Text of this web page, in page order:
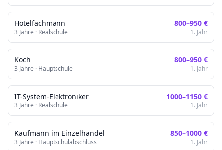
Hotelfachmann
3 Jahre · Realschule
800–950 €
1. Jahr
Koch
3 Jahre · Hauptschule
800–950 €
1. Jahr
IT-System-Elektroniker
3 Jahre · Realschule
1000–1150 €
1. Jahr
Kaufmann im Einzelhandel
3 Jahre · Hauptschulabschluss
850–1000 €
1. Jahr